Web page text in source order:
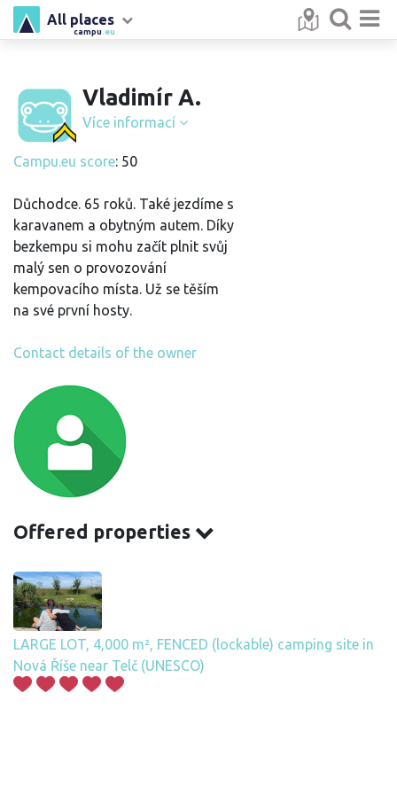
campu .eu
All places
Vladimír A.
Více informací
Campu.eu score: 50
Důchodce. 65 roků. Také jezdíme s
karavanem a obytným autem. Díky
bezkempu si mohu začít plnit svůj
malý sen o provozování
kempovacího místa. Už se těším
na své první hosty.
Contact details of the owner
Offered properties
LARGE LOT, 4,000 m², FENCED (lockable) camping site in
Nová Říše near Telč (UNESCO)